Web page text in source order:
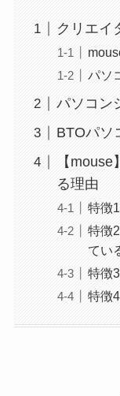
クリエイ
パソ
パソコン
BTOパソ
【
る理由
特徴
特徴
てい
特徴
特徴